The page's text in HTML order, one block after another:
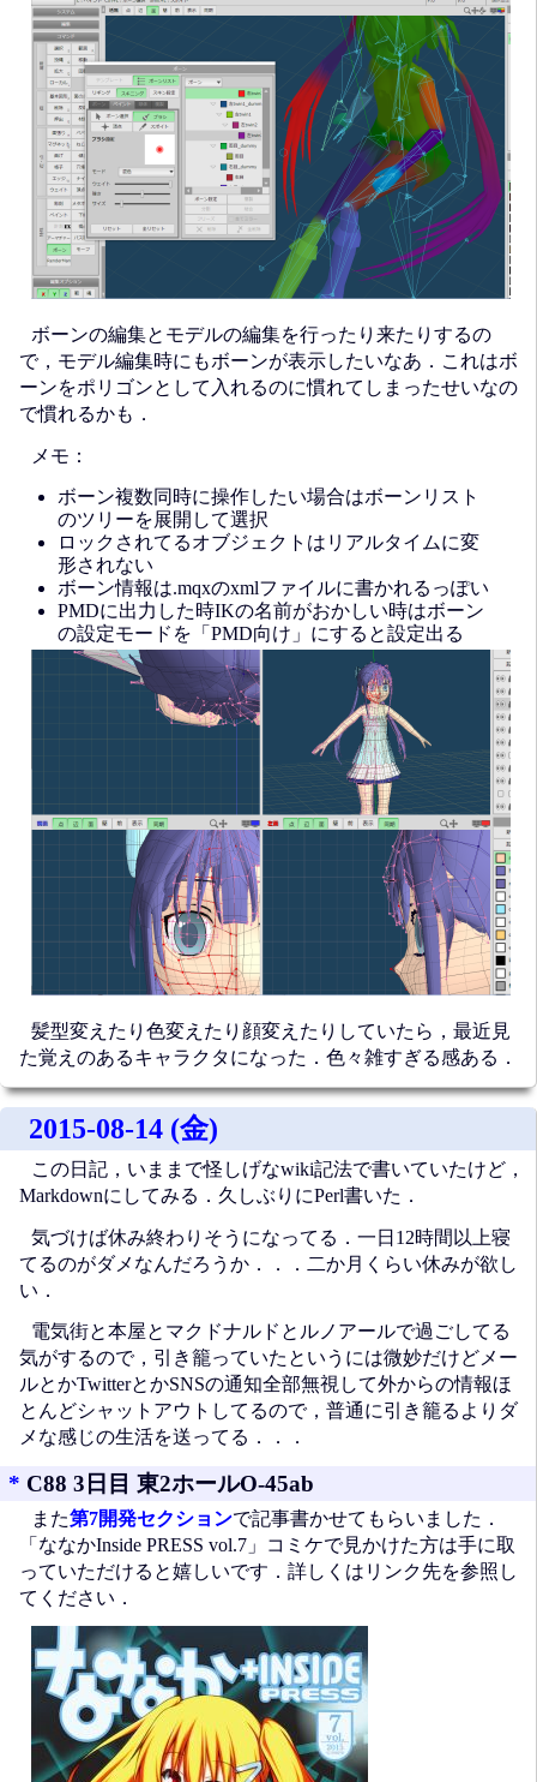
ボーンの編集とモデルの編集を行ったり来たりするの
で，モデル編集時にもボーンが表示したいなあ．これはボ
ーンをポリゴンとして入れるのに慣れてしまったせいなの
で慣れるかも．
メモ：
ボーン複数同時に操作したい場合はボーンリスト
のツリーを展開して選択
ロックされてるオブジェクトはリアルタイムに変
形されない
ボーン情報は.mqxのxmlファイルに書かれるっぽい
PMDに出力した時IKの名前がおかしい時はボーン
の設定モードを「PMD向け」にすると設定出る
髪型変えたり色変えたり顔変えたりしていたら，最近見
た覚えのあるキャラクタになった．色々雑すぎる感ある．
2015-08-14 (金)
この日記，いままで怪しげなwiki記法で書いていたけど，
Markdownにしてみる．久しぶりにPerl書いた．
気づけば休み終わりそうになってる．一日12時間以上寝
てるのがダメなんだろうか．．．二か月くらい休みが欲し
い．
電気街と本屋とマクドナルドとルノアールで過ごしてる
気がするので，引き籠っていたというには微妙だけどメー
ルとかTwitterとかSNSの通知全部無視して外からの情報ほ
とんどシャットアウトしてるので，普通に引き籠るよりダ
メな感じの生活を送ってる．．．
* C88 3日目 東2ホールO-45ab
また第7開発セクションで記事書かせてもらいました．
「ななかInside PRESS vol.7」コミケで見かけた方は手に取
っていただけると嬉しいです．詳しくはリンク先を参照し
てください．